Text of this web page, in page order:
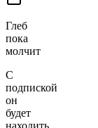
Глеб
пока
молчит
С
подпиской
он
будет
находить